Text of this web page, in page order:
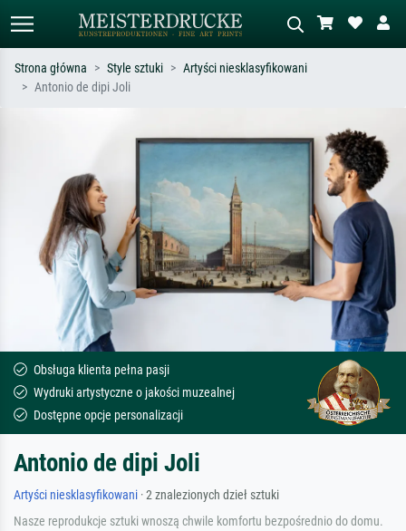
Opisz scenę – np. zielona łąka,
abstrakcja z czerwienią, ciemny olej,
stojący akt obok drzewa.
Strona główna Style sztuki
Artyści niesklasyfikowani
Antonio de dipi Joli
Obsługa klienta pełna pasji
Wydruki artystyczne o jakości muzealnej
Dostępne opcje personalizacji
Antonio de dipi Joli
Artyści niesklasyfikowani · 2 znalezionych dzieł sztuki
Nasze reprodukcje sztuki wnoszą chwile komfortu bezpośrednio do domu.